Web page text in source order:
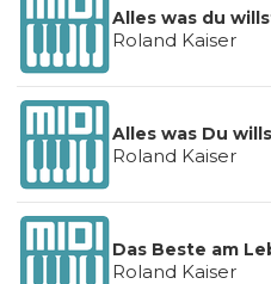
Alles was du
Roland Kaiser
Alles was Du
Roland Kaiser
Das Beste am
Roland Kaiser